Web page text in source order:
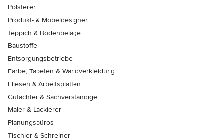
Polsterer
Produkt- & Möbeldesigner
Teppich & Bodenbeläge
Baustoffe
Entsorgungsbetriebe
Farbe, Tapeten & Wandverkleidung
Fliesen & Arbeitsplatten
Gutachter & Sachverständige
Maler & Lackierer
Planungsbüros
Tischler & Schreiner